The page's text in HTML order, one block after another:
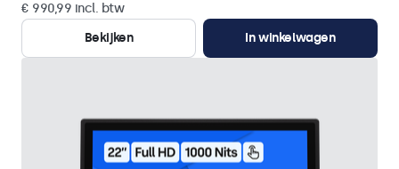
€ 990,99 incl. btw
Bekijken
In winkelwagen